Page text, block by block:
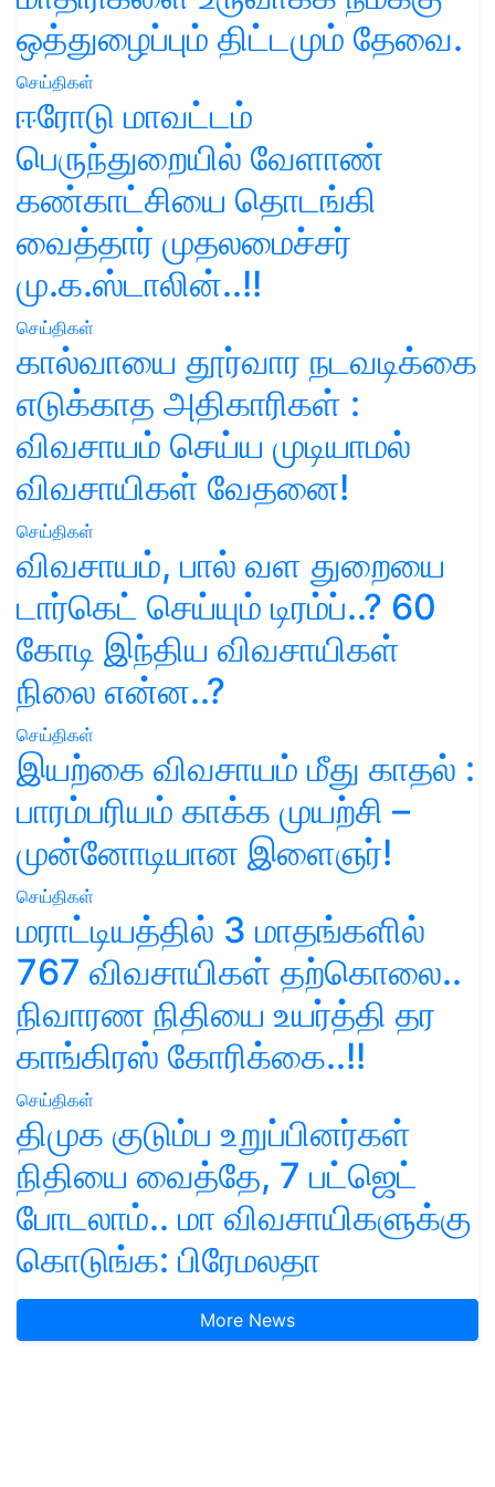
ஒத்துழைப்பும் திட்டமும் தேவை.
செய்திகள்
ஈரோடு மாவட்டம்
பெருந்துறையில் வேளாண்
கண்காட்சியை தொடங்கி
வைத்தார் முதலமைச்சர்
மு.க.ஸ்டாலின்..!!
செய்திகள்
கால்வாயை தூர்வார நடவடிக்கை
எடுக்காத அதிகாரிகள் :
விவசாயம் செய்ய முடியாமல்
விவசாயிகள் வேதனை!
செய்திகள்
விவசாயம், பால் வள துறையை
டார்கெட் செய்யும் டிரம்ப்..? 60
கோடி இந்திய விவசாயிகள்
நிலை என்ன..?
செய்திகள்
இயற்கை விவசாயம் மீது காதல் :
பாரம்பரியம் காக்க முயற்சி –
முன்னோடியான இளைஞர்!
செய்திகள்
மராட்டியத்தில் 3 மாதங்களில்
767 விவசாயிகள் தற்கொலை..
நிவாரண நிதியை உயர்த்தி தர
காங்கிரஸ் கோரிக்கை..!!
செய்திகள்
திமுக குடும்ப உறுப்பினர்கள்
நிதியை வைத்தே, 7 பட்ஜெட்
போடலாம்.. மா விவசாயிகளுக்கு
கொடுங்க: பிரேமலதா
More News